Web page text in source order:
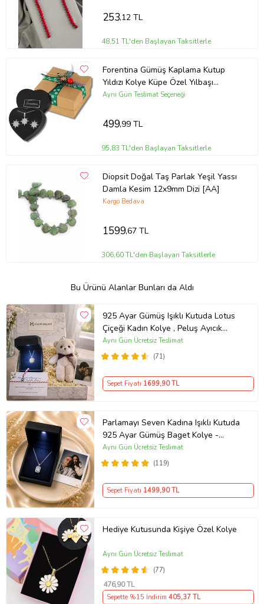
253,12 TL
48,51 TL'den Başlayan Taksitlerle
Forentina Gümüş Kaplama Kutup
Yıldızı Kolye Küpe Özel Yılbaşı
Kutusunda Hediye Set PS3307
Aynı Gün Teslimat Seçeneği
499,99 TL
95,83 TL'den Başlayan Taksitlerle
Diopsit Doğal Taş Parlak Yeşil Yassı
Damla Kesim 12x9mm Dizi [AA]
Kargo Bedava
1599,67 TL
306,60 TL'den Başlayan Taksitlerle
Bu Ürünü Alanlar Bunları da Aldı
925 Ayar Gümüş Işıklı Kutuda Lotus
Çiçeği Kadın Kolye , Peluş Ayıcık
Anahtarlık Marteniçka Bileklik,
Polaroid Fotoğraf Hediye
(71)
Aynı Gün Ücretsiz Teslimat
Sepet Fiyatı 1699,90 TL
Parlamayı Seven Kadına Işıklı Kutuda
925 Ayar Gümüş Baget Kolye -
Kişiye Özel Fotoğraf Hediye
(119)
Aynı Gün Ücretsiz Teslimat
Sepet Fiyatı 1499,90 TL
Hediye Kutusunda Kişiye Özel Kolye
(77)
Aynı Gün Ücretsiz Teslimat
476,90 TL
Sepette %15 İndirim 405,37 TL